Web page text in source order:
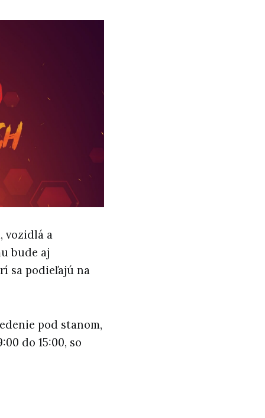
vozidlá a
bude aj
sa podieľajú na
pod stanom,
do 15:00, so